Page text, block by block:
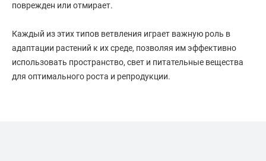
поврежден или отмирает.
Каждый из этих типов ветвления играет важную роль в
адаптации растений к их среде, позволяя им эффективно
использовать пространство, свет и питательные вещества
для оптимального роста и репродукции.